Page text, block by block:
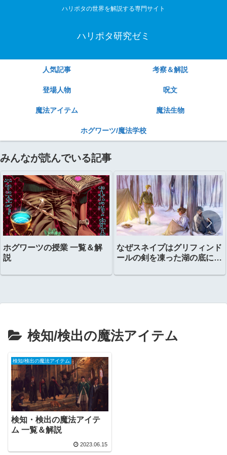
ハリポタの世界を解説する専門サイト
ハリポタ研究ゼミ
人気記事 考察＆解説
登場人物 呪文
魔法アイテム 魔法生物
ホグワーツ/魔法学校
みんなが読んでいる記事
ホグワーツの授業 一覧＆解
説
なぜスネイプはグリフィンド
ールの剣を凍った湖の底に置
検知/検出の魔法アイテム
検知/検出の魔法アイテム
検知・検出の魔法アイテ
ム 一覧＆解説
2023.06.15